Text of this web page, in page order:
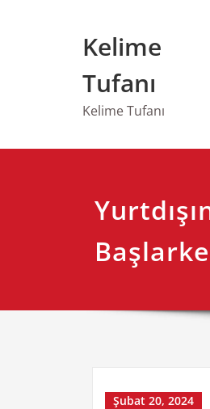
Kelime
Tufanı
Kelime Tufanı
Şubat 20, 2024